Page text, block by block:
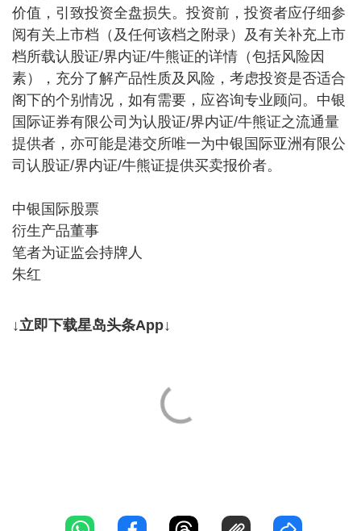
价值，引致投资全盘损失。投资前，投资者应仔细参
阅有关上市档（及任何该档之附录）及有关补充上市
档所载认股证/界内证/牛熊证的详情（包括风险因
素），充分了解产品性质及风险，考虑投资是否适合
阁下的个别情况，如有需要，应咨询专业顾问。中银
国际证券有限公司为认股证/界内证/牛熊证之流通量
提供者，亦可能是港交所唯一为中银国际亚洲有限公
司认股证/界内证/牛熊证提供买卖报价者。
中银国际股票
衍生产品董事
笔者为证监会持牌人
朱红
↓立即下载星岛头条App↓